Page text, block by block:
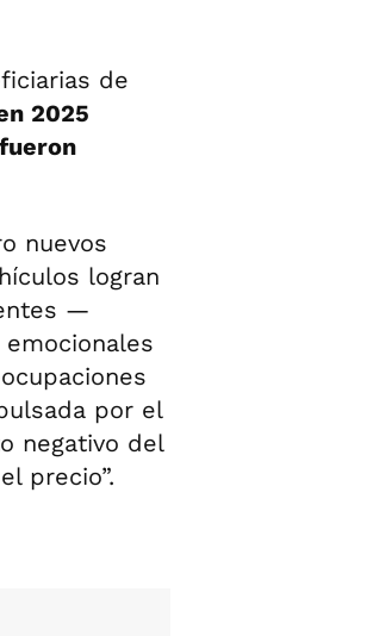
de
2025
nuevos
logran
—
por el
negativo del
precio”.